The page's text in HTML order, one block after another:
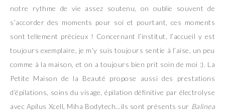
notre rythme de vie assez soutenu, on oublie souvent de
s’accorder des moments pour soi et pourtant, ces moments
sont tellement précieux ! Concernant l’institut, l’accueil y est
toujours exemplaire, je m’y suis toujours sentie à l’aise, un peu
comme à la maison, et on a toujours bien prit soin de moi :). La
Petite Maison de la Beauté propose aussi des prestations
d’épilations, soins du visage, épilation définitive par électrolyse
avec Apilus Xcell, Miha Bodytech…ils sont présents sur Balinea